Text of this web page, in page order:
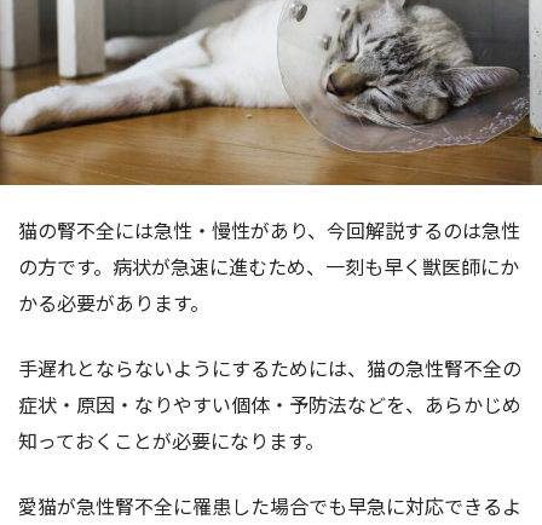
猫の腎不全には急性・慢性があり、今回解説するのは急性
の方です。病状が急速に進むため、一刻も早く獣医師にか
かる必要があります。
手遅れとならないようにするためには、猫の急性腎不全の
症状・原因・なりやすい個体・予防法などを、あらかじめ
知っておくことが必要になります。
愛猫が急性腎不全に罹患した場合でも早急に対応できるよ